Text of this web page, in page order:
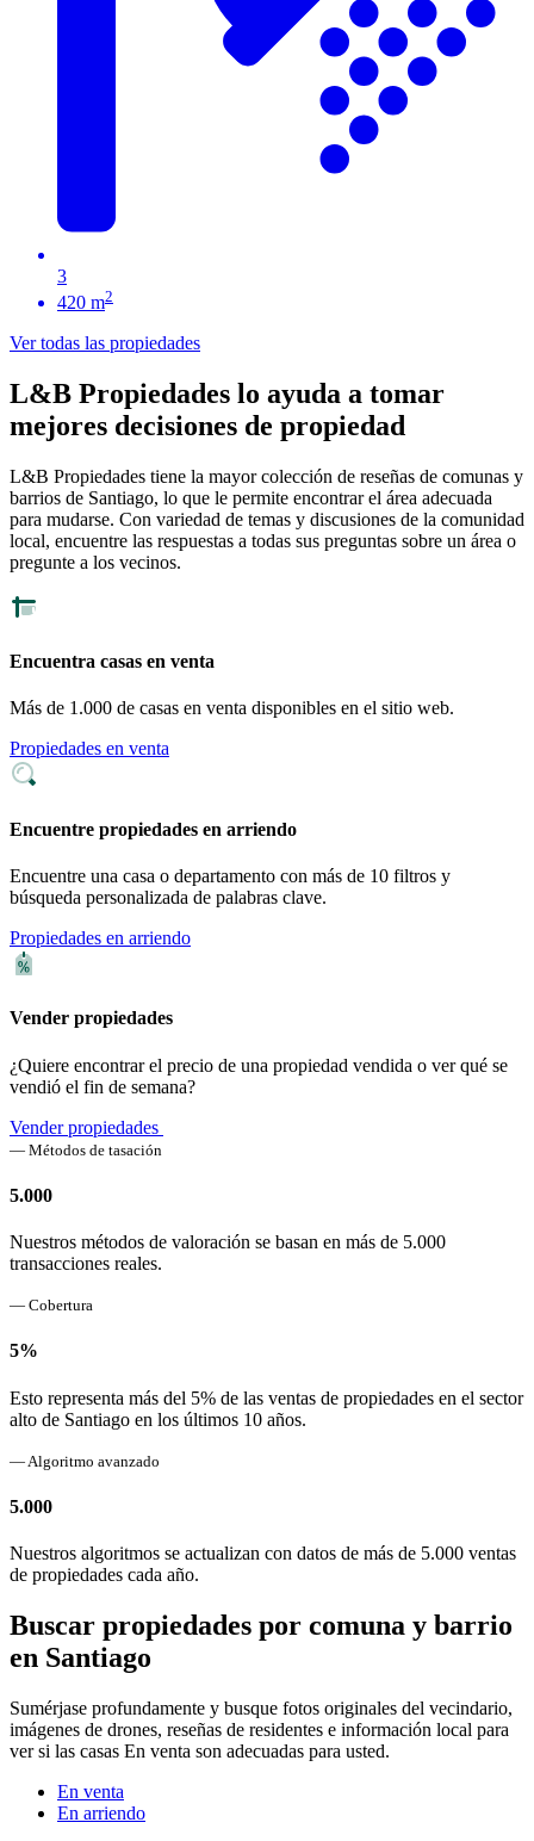
3
420 m2
Ver todas las propiedades
L&B Propiedades lo ayuda a tomar
mejores decisiones de propiedad
L&B Propiedades tiene la mayor colección de reseñas de comunas y
barrios de Santiago, lo que le permite encontrar el área adecuada
para mudarse. Con variedad de temas y discusiones de la comunidad
local, encuentre las respuestas a todas sus preguntas sobre un área o
pregunte a los vecinos.
Encuentra casas en venta
Más de 1.000 de casas en venta disponibles en el sitio web.
Propiedades en venta
Encuentre propiedades en arriendo
Encuentre una casa o departamento con más de 10 filtros y
búsqueda personalizada de palabras clave.
Propiedades en arriendo
Vender propiedades
¿Quiere encontrar el precio de una propiedad vendida o ver qué se
vendió el fin de semana?
Vender propiedades
— Métodos de tasación
5.000
Nuestros métodos de valoración se basan en más de 5.000
transacciones reales.
— Cobertura
5%
Esto representa más del 5% de las ventas de propiedades en el sector
alto de Santiago en los últimos 10 años.
— Algoritmo avanzado
5.000
Nuestros algoritmos se actualizan con datos de más de 5.000 ventas
de propiedades cada año.
Buscar propiedades por comuna y barrio
en Santiago
Sumérjase profundamente y busque fotos originales del vecindario,
imágenes de drones, reseñas de residentes e información local para
ver si las casas En venta son adecuadas para usted.
En venta
En arriendo